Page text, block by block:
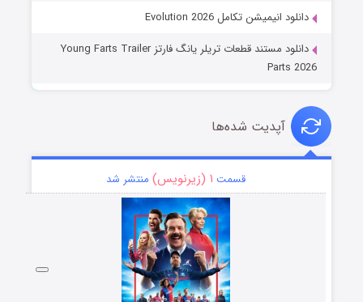
دانلود انیمیشن تکامل Evolution 2026
دانلود مستند قطعات تریلر یانگ فارتز Young Farts Trailer
Parts 2026
آپدیت شده‌ها
قسمت ۱ (زیرنویس) منتشر شد